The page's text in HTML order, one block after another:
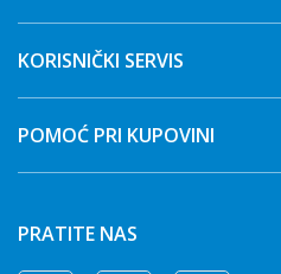
KORISNIČKI SERVIS
POMOĆ PRI KUPOVINI
PRATITE NAS